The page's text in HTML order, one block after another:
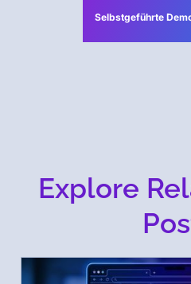
Selbstgeführte
Explore